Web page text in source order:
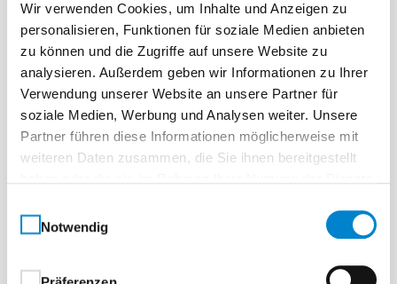
Wir verwenden Cookies, um Inhalte und Anzeigen zu
personalisieren, Funktionen für soziale Medien anbieten
zu können und die Zugriffe auf unsere Website zu
analysieren. Außerdem geben wir Informationen zu Ihrer
Verwendung unserer Website an unsere Partner für
soziale Medien, Werbung und Analysen weiter. Unsere
Partner führen diese Informationen möglicherweise mit
weiteren Daten zusammen, die Sie ihnen bereitgestellt
Notwendig